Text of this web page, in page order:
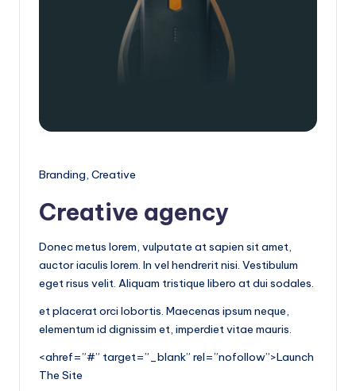
o
D
is
Branding, Creative
Creative agency
Donec metus lorem, vulputate at sapien sit amet,
auctor iaculis lorem. In vel hendrerit nisi. Vestibulum
eget risus velit. Aliquam tristique libero at dui sodales.
et placerat orci lobortis. Maecenas ipsum neque,
elementum id dignissim et, imperdiet vitae mauris.
<ahref=”#” target=”_blank” rel=”nofollow”>Launch
The Site